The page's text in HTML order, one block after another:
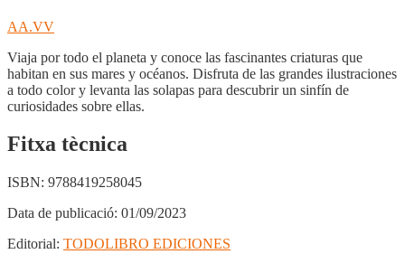
AA.VV
Viaja por todo el planeta y conoce las fascinantes criaturas que
habitan en sus mares y océanos. Disfruta de las grandes ilustraciones
a todo color y levanta las solapas para descubrir un sinfín de
curiosidades sobre ellas.
Fitxa tècnica
ISBN: 9788419258045
Data de publicació: 01/09/2023
Editorial: TODOLIBRO EDICIONES